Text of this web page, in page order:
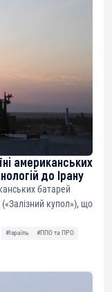
американських
до Ірану
батарей
купол»), що
#Ізраїль
#ППО та ПРО